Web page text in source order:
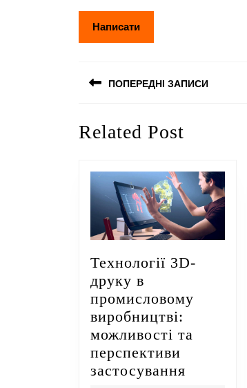
записів
ПОПЕРЕДНІ ЗАПИСИ
запис:
Related Post
Технології 3D-
друку в
промисловому
виробництві:
можливості та
перспективи
застосування